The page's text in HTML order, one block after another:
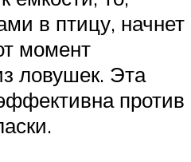
в птицу, начнет
момент
ловушек. Эта
против